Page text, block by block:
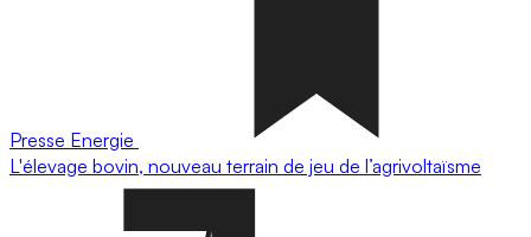
Presse Energie
L'élevage bovin, nouveau terrain de jeu de l’agrivoltaïsme